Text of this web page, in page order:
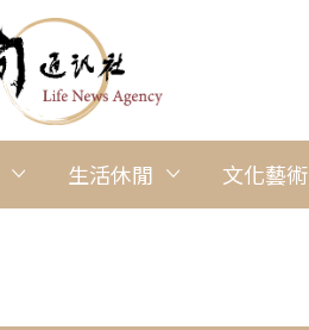
生活休閒 文化藝術